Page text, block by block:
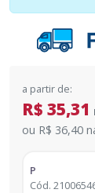
a partir de:
R$ 35,31
ou R$ 36,40
P
Cód.